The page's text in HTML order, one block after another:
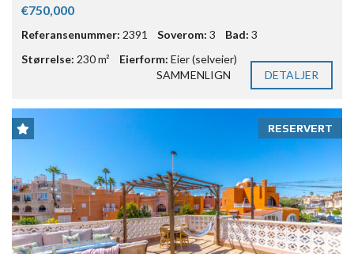
€750,000
Referansenummer: 2391 Soverom: 3 Bad: 3
Størrelse: 230 m² Eierform: Eier (selveier)
SAMMENLIGN
DETALJER
RESERVERT